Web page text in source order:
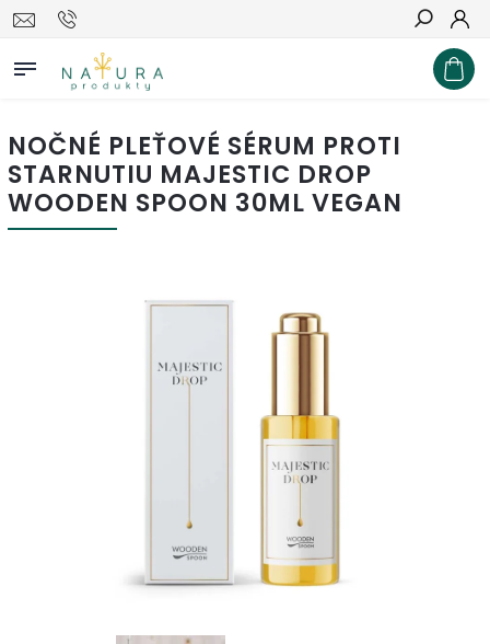
Hľadať
NOČNÉ PLEŤOVÉ SÉRUM PROTI
STARNUTIU MAJESTIC DROP
WOODEN SPOON 30ML VEGAN